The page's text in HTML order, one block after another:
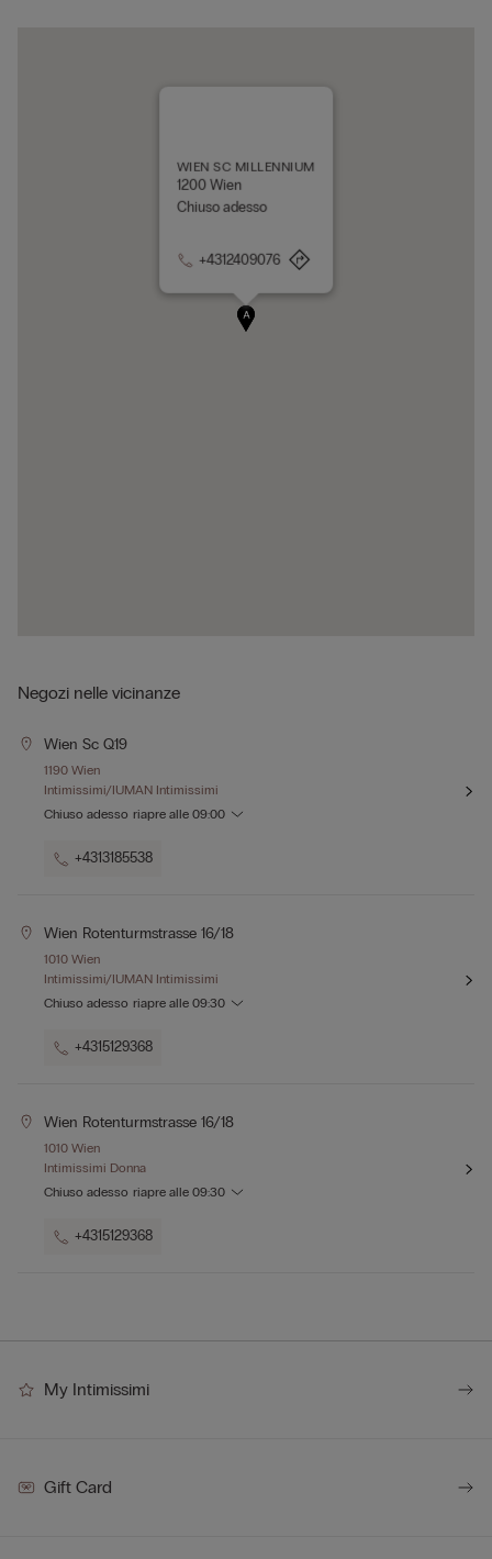
A
WIEN SC MILLENNIUM
1200 Wien
Chiuso adesso
+4312409076
Negozi nelle vicinanze
Wien Sc Q19
1190 Wien
Intimissimi/IUMAN Intimissimi
Chiuso adesso riapre alle 09:00
+4313185538
Wien Rotenturmstrasse 16/18
1010 Wien
Intimissimi/IUMAN Intimissimi
Chiuso adesso riapre alle 09:30
+4315129368
Wien Rotenturmstrasse 16/18
1010 Wien
Intimissimi Donna
Chiuso adesso riapre alle 09:30
+4315129368
My Intimissimi
Gift Card